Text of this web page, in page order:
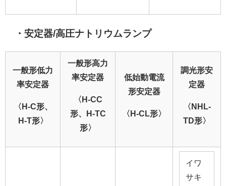
・安定器/高圧ナトリウムランプ
一般形低力
率安定器
〈H-C形、
H-T形〉
一般形高力
率安定器
〈H-CC
形、H-TC
形〉
低始動電流
形安定器
〈H-CL形〉
調光形安
定器
〈NHL-
TD形〉
イワ
サキ